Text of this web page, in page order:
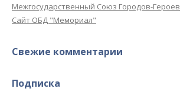
Межгосударственный Союз Городов-Героев
Сайт ОБД "Мемориал"
Свежие комментарии
Подписка